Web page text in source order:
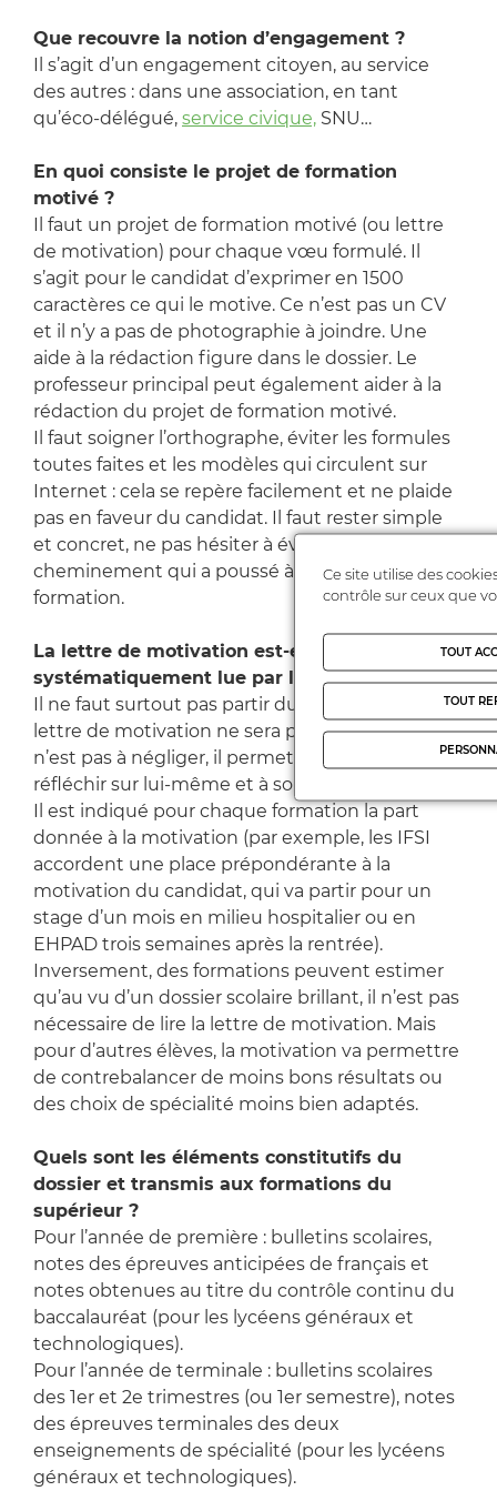
Que recouvre la notion d’engagement ?
Il s’agit d’un engagement citoyen, au service
des autres : dans une association, en tant
qu’éco-délégué, service civique, SNU…
En quoi consiste le projet de formation
motivé ?
Il faut un projet de formation motivé (ou lettre
de motivation) pour chaque vœu formulé. Il
s’agit pour le candidat d’exprimer en 1500
caractères ce qui le motive. Ce n’est pas un CV
et il n’y a pas de photographie à joindre. Une
aide à la rédaction figure dans le dossier. Le
professeur principal peut également aider à la
rédaction du projet de formation motivé.
Il faut soigner l’orthographe, éviter les formules
toutes faites et les modèles qui circulent sur
Internet : cela se repère facilement et ne plaide
pas en faveur du candidat. Il faut rester simple
et concret, ne pas hésiter à évoquer le
cheminement qui a poussé à candidater dans la
formation.
La lettre de motivation est-elle
systématiquement lue par les formations ?
Il ne faut surtout pas partir du principe que la
lettre de motivation ne sera pas lue : l’exercice
n’est pas à négliger, il permet aussi à l’élève de
réfléchir sur lui-même et à son projet.
Il est indiqué pour chaque formation la part
donnée à la motivation (par exemple, les IFSI
accordent une place prépondérante à la
motivation du candidat, qui va partir pour un
stage d’un mois en milieu hospitalier ou en
EHPAD trois semaines après la rentrée).
Inversement, des formations peuvent estimer
qu’au vu d’un dossier scolaire brillant, il n’est pas
nécessaire de lire la lettre de motivation. Mais
pour d’autres élèves, la motivation va permettre
de contrebalancer de moins bons résultats ou
des choix de spécialité moins bien adaptés.
Quels sont les éléments constitutifs du
dossier et transmis aux formations du
supérieur ?
Pour l’année de première : bulletins scolaires,
notes des épreuves anticipées de français et
notes obtenues au titre du contrôle continu du
baccalauréat (pour les lycéens généraux et
technologiques).
Pour l’année de terminale : bulletins scolaires
des 1er et 2e trimestres (ou 1er semestre), notes
des épreuves terminales des deux
enseignements de spécialité (pour les lycéens
généraux et technologiques).
Ce site utilise des
contrôle sur ceux que
TOUT
TOUT